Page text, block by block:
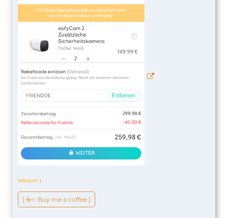
Hilfreich? ↆ
[ ☕️✨ Buy me a coffee ]